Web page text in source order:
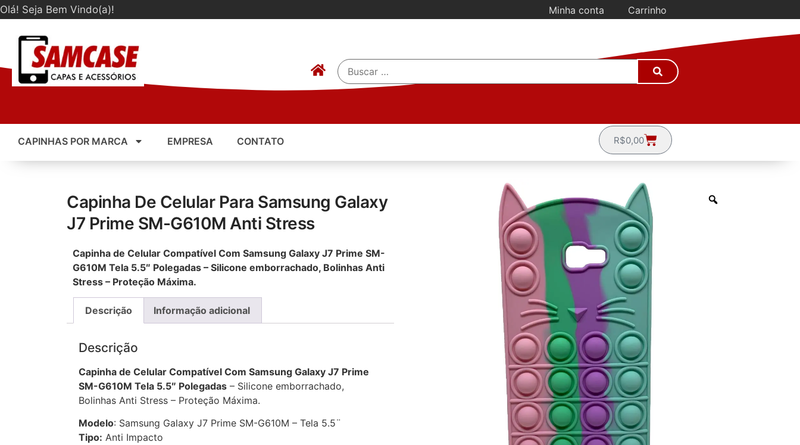
Olá! Seja Bem Vindo(a)! Minha conta Carrinho
CAPINHAS POR MARCA EMPRESA CONTATO R$0,00
Capinha De Celular Para Samsung Galaxy
J7 Prime SM-G610M Anti Stress
Capinha de Celular Compatível Com Samsung Galaxy J7 Prime SM-
G610M Tela 5.5″ Polegadas – Silicone emborrachado, Bolinhas Anti
Stress – Proteção Máxima.
Descrição Informação adicional
Descrição
Capinha de Celular Compatível Com Samsung Galaxy J7 Prime
SM-G610M Tela 5.5″ Polegadas – Silicone emborrachado,
Bolinhas Anti Stress – Proteção Máxima.
Modelo: Samsung Galaxy J7 Prime SM-G610M – Tela 5.5¨
Tipo: Anti Impacto